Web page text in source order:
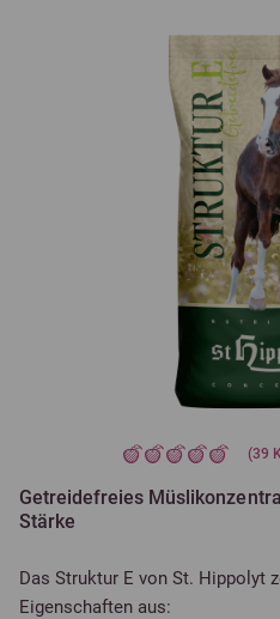
(39
Getreidefreies
Stärke
Das Struktur E von St. Hippolyt
Eigenschaften aus: